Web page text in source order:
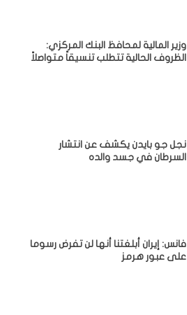
وزير المالية لمحافظ البنك المركزي:
الظروف الحالية تتطلب تنسيقاً متواصلاً
نجل جو بايدن يكشف عن انتشار
السرطان في جسد والده
فانس: إيران أبلغتنا أنها لن تفرض رسوما
على عبور هرمز